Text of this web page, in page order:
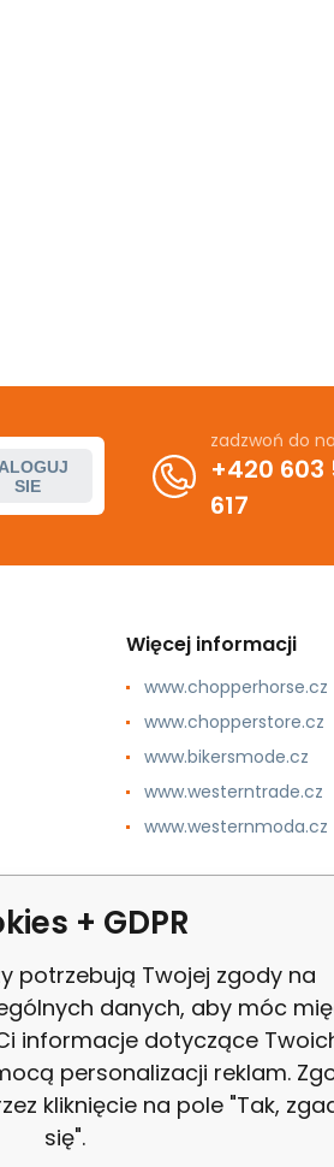
SIE
zadzwoń do
+420 603
617
Więcej informacji
www.chopperhorse.cz
www.chopperstore.cz
www.bikersmode.cz
www.westerntrade.cz
www.westernmoda.cz
+ GDPR
potrzebują Twojej zgody na
danych, aby móc
informacje dotyczące
personalizacji reklam.
kliknięcie na pole "Tak,
się".